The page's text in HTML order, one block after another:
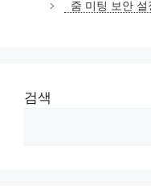
줌 미팅 보안
검색